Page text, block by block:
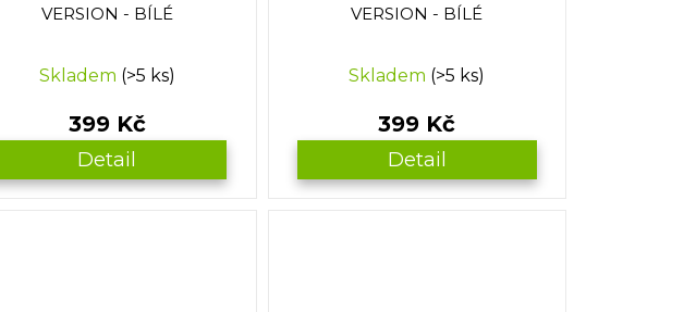
VERSION - BÍLÉ
Skladem (>5 ks)
399 Kč
Detail
VERSION - BÍLÉ
Skladem (>5 ks)
399 Kč
Detail